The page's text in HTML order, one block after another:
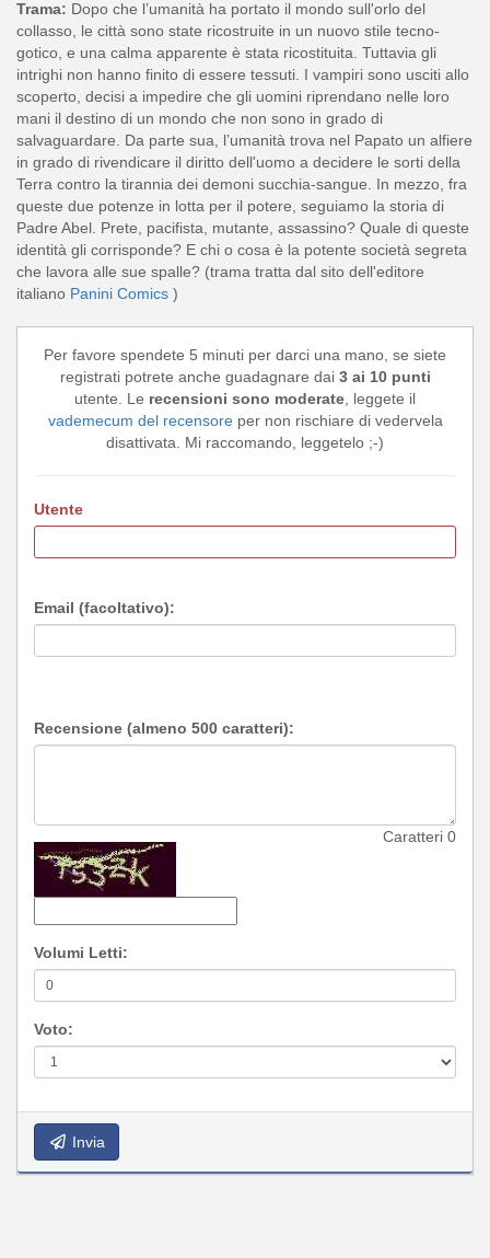
Trama: Dopo che l’umanità ha portato il mondo sull'orlo del
collasso, le città sono state ricostruite in un nuovo stile tecno-
gotico, e una calma apparente è stata ricostituita. Tuttavia gli
intrighi non hanno finito di essere tessuti. I vampiri sono usciti allo
scoperto, decisi a impedire che gli uomini riprendano nelle loro
mani il destino di un mondo che non sono in grado di
salvaguardare. Da parte sua, l’umanità trova nel Papato un alfiere
in grado di rivendicare il diritto dell'uomo a decidere le sorti della
Terra contro la tirannia dei demoni succhia-sangue. In mezzo, fra
queste due potenze in lotta per il potere, seguiamo la storia di
Padre Abel. Prete, pacifista, mutante, assassino? Quale di queste
identità gli corrisponde? E chi o cosa è la potente società segreta
che lavora alle sue spalle? (trama tratta dal sito dell'editore
italiano Panini Comics )
Per favore spendete 5 minuti per darci una mano, se siete
registrati potrete anche guadagnare dai 3 ai 10 punti
utente. Le recensioni sono moderate , leggete il
vademecum del recensoreper non rischiare di vedervela
disattivata. Mi raccomando, leggetelo ;-)
Utente
Email (facoltativo):
Recensione (almeno 500 caratteri):
Caratteri 0
Volumi Letti:
Voto:
Invia